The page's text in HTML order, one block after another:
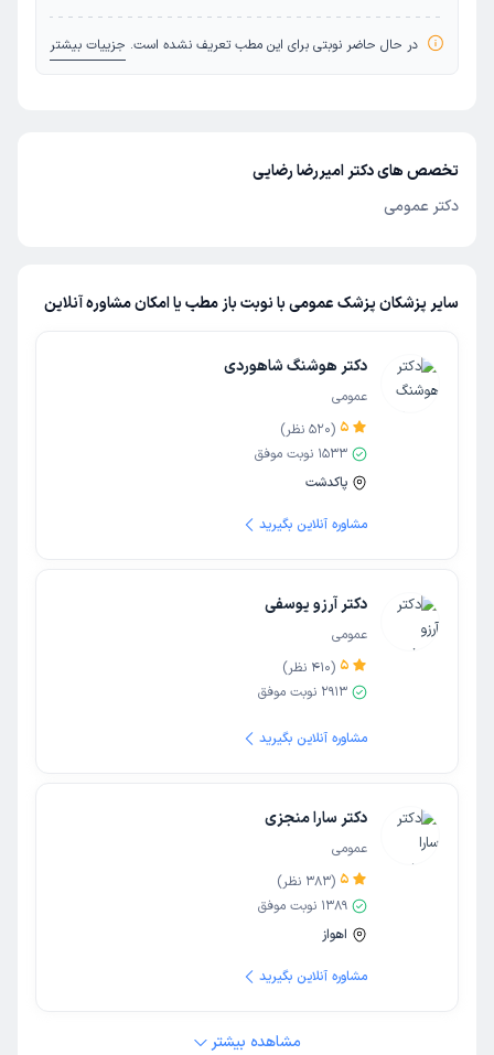
در حال حاضر نوبتی برای این مطب تعریف نشده است. جزییات بیشتر
تخصص های دکتر امیررضا رضایی
دکتر عمومی
سایر پزشکان پزشک عمومی با نوبت باز مطب یا امکان مشاوره آنلاین
دکتر هوشنگ شاهوردی
عمومی
5
(
520 نظر)
1533 نوبت موفق
پاکدشت
مشاوره آنلاین بگیرید
دکتر آرزو یوسفی
عمومی
5
(
410 نظر)
2913 نوبت موفق
مشاوره آنلاین بگیرید
دکتر سارا منجزی
عمومی
5
(
383 نظر)
1389 نوبت موفق
اهواز
مشاوره آنلاین بگیرید
مشاهده بیشتر